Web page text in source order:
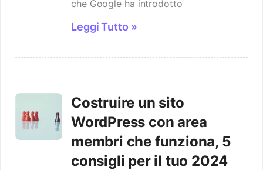
che Google ha introdotto
Leggi Tutto »
Costruire un sito
WordPress con area
membri che funziona, 5
consigli per il tuo 2024